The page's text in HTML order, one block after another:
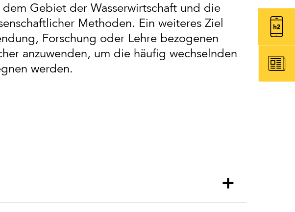
Gebiet der Wasserwirtschaft und die
Methoden. Ein weiteres Ziel
Forschung oder Lehre bezogenen
anzuwenden, um die häufig wechselnden
werden.